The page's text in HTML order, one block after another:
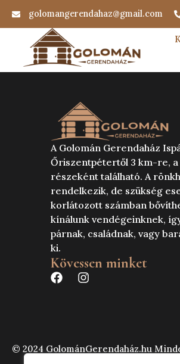
golomangerendahaz@gmail.com
A Golomán Gerendaház
Őriszentpétertől 3 km-re,
részeként található. A
rendelkezik, de szükség
korlátozott számban
kínálunk vendégeinknek,
párnak, családnak, vagy
ki.
Kövessen minket
© 2024 GolománGerendaház.hu